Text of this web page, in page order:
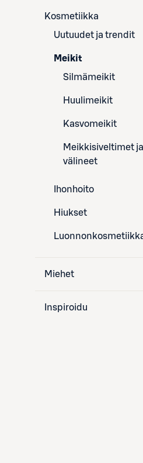
Kosmetiikka
Uutuudet ja trendit
Meikit
Silmämeikit
Huulimeikit
Kasvomeikit
Meikkisiveltimet
välineet
Ihonhoito
Hiukset
Miehet
Inspiroidu